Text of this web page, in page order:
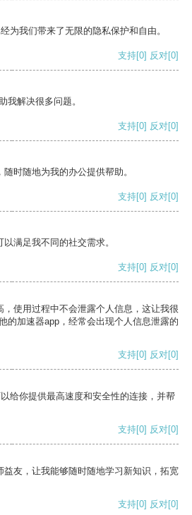
为我们带来了无限的隐私保护和自由。
支持[0] 反对[0]
我解决很多问题。
支持[0] 反对[0]
时随地为我的办公提供帮助。
支持[0] 反对[0]
满足我不同的社交需求。
支持[0] 反对[0]
使用过程中不会泄露个人信息，这让我很
的加速器app，经常会出现个人信息泄露的
支持[0] 反对[0]
给你提供最高速度和安全性的连接，并帮
支持[0] 反对[0]
益友，让我能够随时随地学习新知识，拓宽
支持[0] 反对[0]